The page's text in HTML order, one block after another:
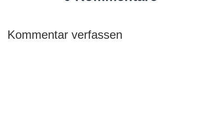
Kommentar verfassen